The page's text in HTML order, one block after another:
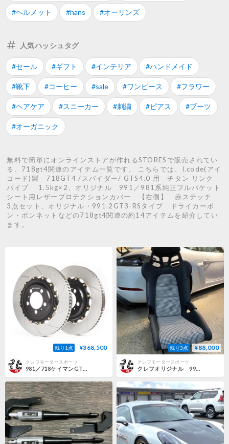
#ヘルメット #hans #オーリンズ
人気ハッシュタグ
#セール #ギフト #インテリア #ハンドメイド
#靴下 #コーヒー #sale #ワンピース #フラワー
#ヘアケア #スニーカー #刺繍 #ピアス #ブーツ
#オーガニック
無料で簡単にオンラインストアが作れるSTORESで販売されてい
る、718gt4関連のアイテム一覧です。 こちらでは、I.code(アイ
コード)製 718GT4 /スパイダー/ GTS4.0 用 チタン リンク
パイプ 1.5kg×2、オリジナル 991／981系純正フルバケット
シート用レザープロテクションカバー 【右側】 赤ステッチ
3点セット、オリジナル・991.2GT3-RSタイプ ドライカーボ
ン・ボンネットなどの718gt4関連の約14アイテムを紹介してい
ます。
残り1点 ¥368,500
クレフモータースポーツ
981／718ケイマンGT4 PCCB有用 GIRODISC 【リヤ】
残り3点 ¥88,000
クレフモータースポーツ
クレフオリジナル 991／981系純正フルバケットシート用千鳥格子柄シート表皮 【左右共通】 臀部・腰部セット